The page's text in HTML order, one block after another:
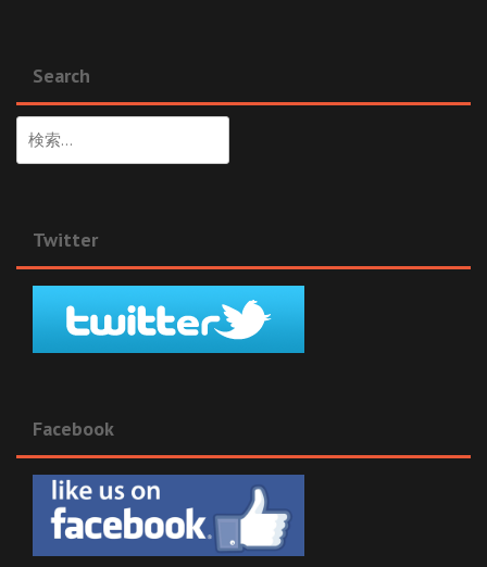
Search
索:
Twitter
Facebook